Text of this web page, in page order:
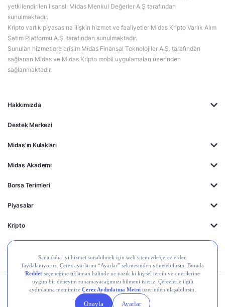
Hakkımızda
Destek Merkezi
Midas'ın Kulakları
Midas Akademi
Borsa Terimleri
Piyasalar
Kripto
Ayrıcalıklar
yetkilendirilen lisanslı Midas Menkul Değerler A.Ş tarafından
sunulmaktadır.
Kripto varlık piyasasına ilişkin hizmet ve faaliyetler Midas Kripto Varlık Alım
Satım Platformu A.Ş. tarafından sunulmaktadır.
Sunulan hizmetlere erişim Midas Finansal Teknolojiler A.Ş. tarafından
sağlanan Midas ve Midas Kripto mobil uygulamaları üzerinden
sağlanmaktadır.
Kişisel Verilerin
Gizlilik
Politikası
Yasal
Duyurular
Çerez